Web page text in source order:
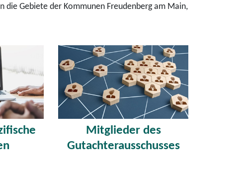
die Gebiete der Kommunen Freudenberg am Main,
Mitglieder des
Gutachterausschusses